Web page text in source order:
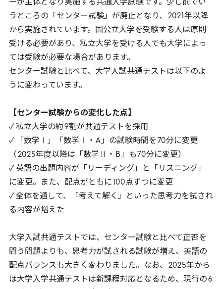
ーが主体となり実施する共通入学試験です。少し前でい
うところの「センター試験」が廃止となり、
2021 年以降
から実施されています。国公立大学を受験する人は原則
受ける必要があり、私立大学を受ける人でも大学によっ
ては受験が必要な場合があります。
センター試験と比べて、大学入試共通テストは以下のよ
うに変わっています。
【センター試験からの変化した点】
✓ 私立大学の約9割が共通テストを採用
✓ 「数学Ⅰ」「数学Ⅰ・ A」の試験時間を 70分に変更
（ 2025年度以降は「数学Ⅱ・ B」も 70分に変更）
✓ 英語の出題内容が「リーディング」と「リスニング」
に変更。また、配点がともに 100点ずつに変更
✓ 全体を通して、「考えて解く」といった思考力を試され
る内容が増えた
大学入試共通テストでは、センター試験と比べて正否を
問う問題よりも、思考力が試される試験が増え、英語の
配点バランスも大きく変わりました。なお、
2025年から
は大学入学共通テストは新課程対応となるため、現行の6